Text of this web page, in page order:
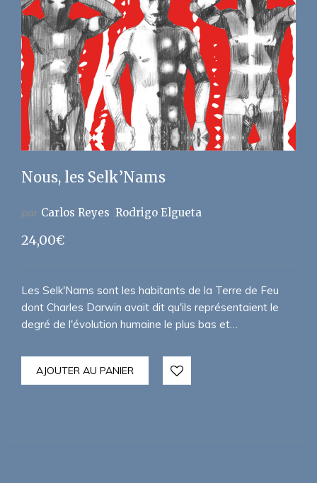
Nous, les Selk’Nams
par Carlos Reyes Rodrigo Elgueta
24,00€
Les Selk'Nams sont les habitants de la Terre de Feu
dont Charles Darwin avait dit qu'ils représentaient le
degré de l'évolution humaine le plus bas et…
AJOUTER AU PANIER